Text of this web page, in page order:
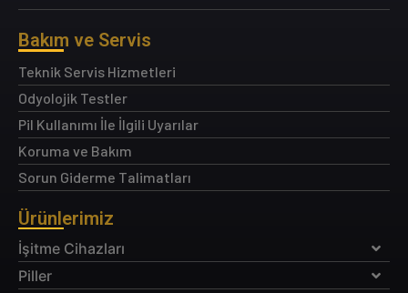
Bakım ve Servis
Teknik Servis Hizmetleri
Odyolojik Testler
Pil Kullanımı İle İlgili Uyarılar
Koruma ve Bakım
Sorun Giderme Talimatları
Ürünlerimiz
İşitme Cihazları
Piller